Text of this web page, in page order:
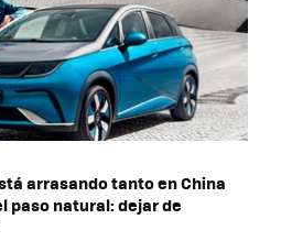
arrasando tanto en China
paso natural: dejar de